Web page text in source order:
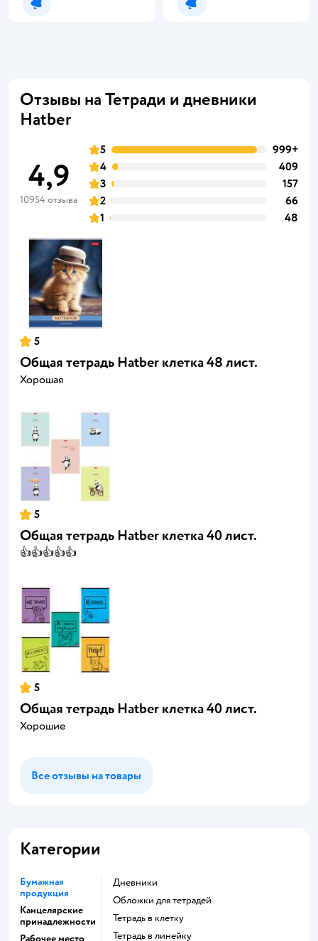
Уведомить о появлении Уведомить о появлении
Отзывы на Тетради и дневники
Hatber
4,9
10954 отзыва
5
999+
4
409
3
157
2
66
1
48
5
Общая тетрадь Hatber клетка 48 лист.
Хорошая
5
Общая тетрадь Hatber клетка 40 лист.
👍👍👍👍👍
5
Общая тетрадь Hatber клетка 40 лист.
Хорошие
Все отзывы на товары
Категории
Бумажная
продукция
Канцелярские
принадлежности
Рабочее место
Дневники
Обложки для тетрадей
Тетрадь в клетку
Тетрадь в линейку